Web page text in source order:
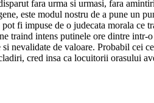
fara urma si urmasi, fara
este modul nostru de a pune un
fi impuse de o judecata morala ce
traind intens putinele ore dintre
nevalidate de valoare. Probabil cei
cred insa ca locuitorii orasului